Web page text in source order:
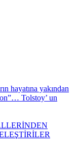
hayatına yakından
Tolstoy’ un